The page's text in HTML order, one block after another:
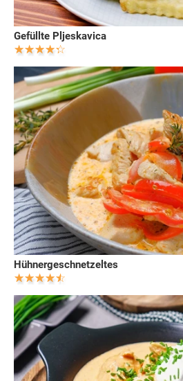
Gefüllte Pljeskavica
Hühnergeschnetzeltes